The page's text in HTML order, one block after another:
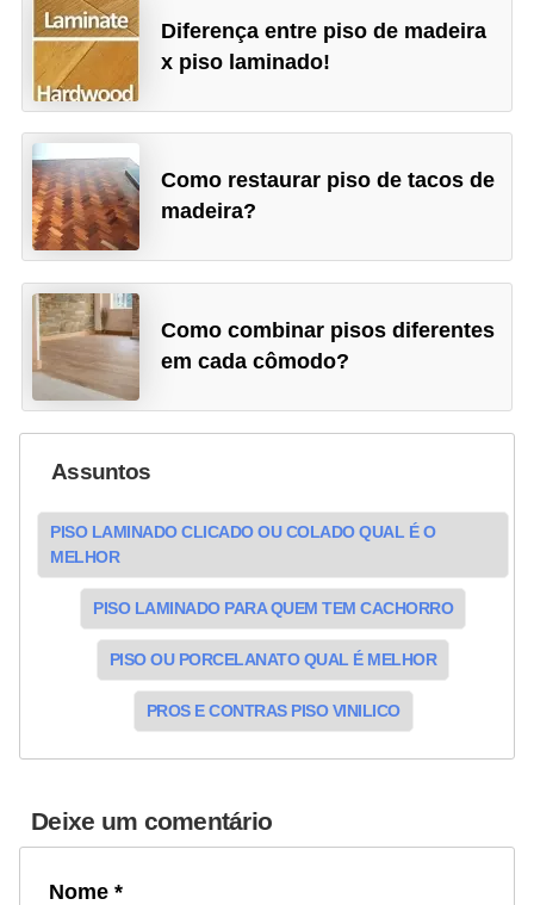
Diferença entre piso de madeira
x piso laminado!
Como restaurar piso de tacos de
madeira?
Como combinar pisos diferentes
em cada cômodo?
Assuntos
PISO LAMINADO CLICADO OU COLADO QUAL É O
MELHOR
PISO LAMINADO PARA QUEM TEM CACHORRO
PISO OU PORCELANATO QUAL É MELHOR
PROS E CONTRAS PISO VINILICO
Deixe um comentário
Nome *